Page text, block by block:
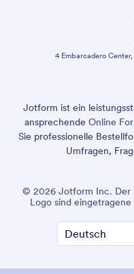
4 Embarcadero
Jotform ist ein
ansprechende Online
Sie professionelle
Umfragen,
© 2026 Jotform Inc. Der
Logo sind